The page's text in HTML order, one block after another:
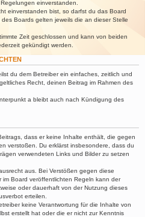
einverstanden.
einverstanden bist, so darfst du das Board
Boards gelten jeweils die an dieser Stelle
Zeit geschlossen und kann von beiden
gekündigt werden.
du dem Betreiber ein einfaches, zeitlich und
Recht, deinen Beitrag im Rahmen des
a bleibt auch nach Kündigung des
dass er keine Inhalte enthält, die gegen
verstoßen. Du erklärst insbesondere, dass du
verwendeten Links und Bilder zu setzen
aus. Bei Verstößen gegen diese
Board veröffentlichten Regeln kann der
oder dauerhaft von der Nutzung dieses
erteilen.
keine Verantwortung für die Inhalte von
erstellt hat oder die er nicht zur Kenntnis